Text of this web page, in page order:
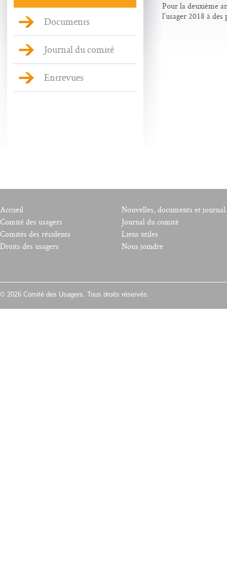
Documents
Journal du comité
Entrevues
Pour la deuxième
l’usager 2018 à
Accueil
Comité des usagers
Comités des résidents
Droits des usagers
Nouvelles, documents et journal
Journal du comité
Liens utiles
Nous joindre
© 2026 Comité des Usagers. Tous droits réservés.